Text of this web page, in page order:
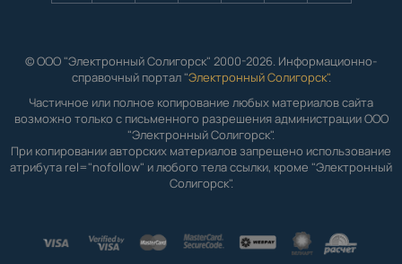
© ООО "Электронный Солигорск" 2000-2026. Информационно-
справочный портал "Электронный Солигорск".
Частичное или полное копирование любых материалов сайта
возможно только с письменного разрешения администрации ООО
"Электронный Солигорск".
При копировании авторских материалов запрещено использование
атрибута rel="nofollow" и любого тела ссылки, кроме "Электронный
Солигорск".